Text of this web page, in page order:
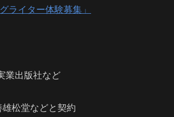
ライター体験募集」
業出版社など
松堂などと契約